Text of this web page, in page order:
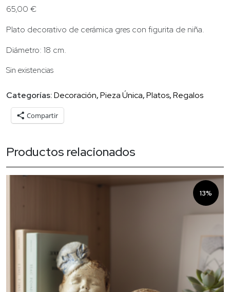
65,00 €
Plato decorativo de cerámica gres con figurita de niña.
Diámetro: 18 cm.
Sin existencias
Categorías:Decoración,Pieza Única,Platos,Regalos
Compartir
Productos relacionados
13%